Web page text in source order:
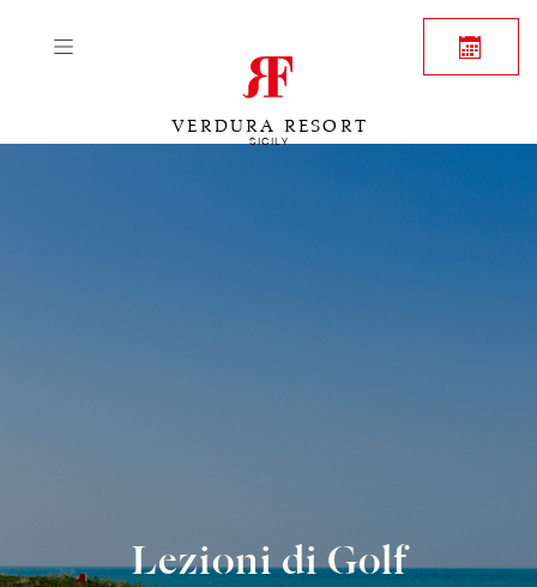
VERDURA RESORT
SICILY
Lezioni di Golf